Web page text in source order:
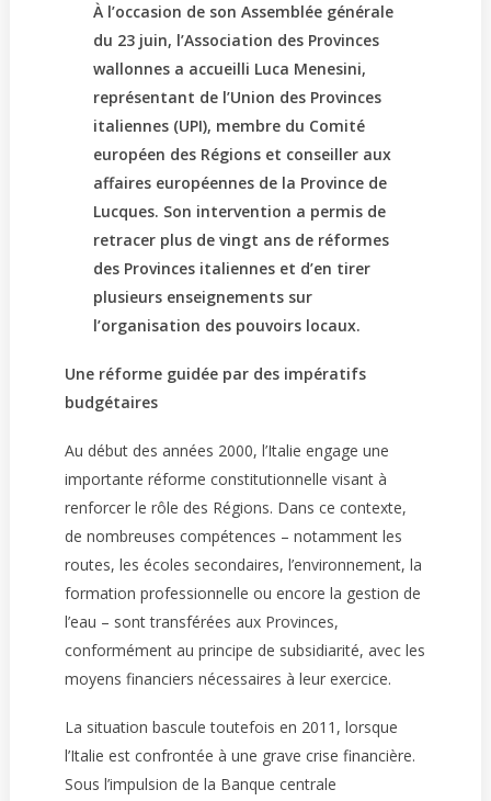
À l’occasion de son Assemblée générale
du 23 juin, l’Association des Provinces
wallonnes a accueilli Luca Menesini,
représentant de l’Union des Provinces
italiennes (UPI), membre du Comité
européen des Régions et conseiller aux
affaires européennes de la Province de
Lucques. Son intervention a permis de
retracer plus de vingt ans de réformes
des Provinces italiennes et d’en tirer
plusieurs enseignements sur
l’organisation des pouvoirs locaux.
Une réforme guidée par des impératifs
budgétaires
Au début des années 2000, l’Italie engage une
importante réforme constitutionnelle visant à
renforcer le rôle des Régions. Dans ce contexte,
de nombreuses compétences – notamment les
routes, les écoles secondaires, l’environnement, la
formation professionnelle ou encore la gestion de
l’eau – sont transférées aux Provinces,
conformément au principe de subsidiarité, avec les
moyens financiers nécessaires à leur exercice.
La situation bascule toutefois en 2011, lorsque
l’Italie est confrontée à une grave crise financière.
Sous l’impulsion de la Banque centrale